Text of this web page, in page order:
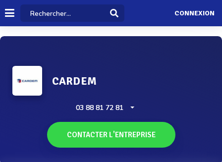
CONNEXION
CARDEM
03 88 81 72 81
CONTACTER L'ENTREPRISE